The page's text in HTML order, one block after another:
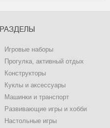
РАЗДЕЛЫ
Игровые наборы
Прогулка, активный отдых
Конструкторы
Куклы и аксессуары
Машинки и транспорт
Развивающие игры и хобби
Настольные игры